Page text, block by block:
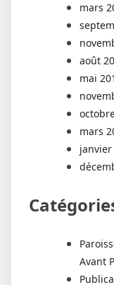
mars
août
mai
mars
janvier
Avant